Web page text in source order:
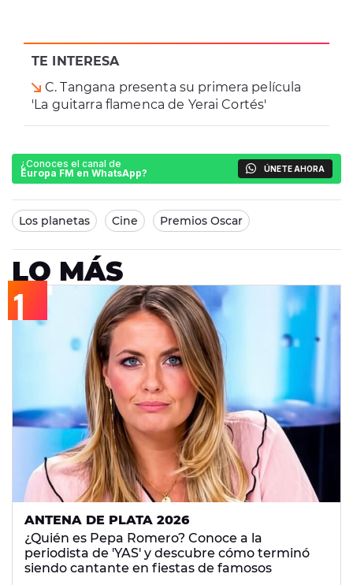
TE INTERESA
C. Tangana presenta su primera película
'La guitarra flamenca de Yerai Cortés'
¿Conoces el canal de
Europa FM en WhatsApp?
ÚNETE AHORA
Los planetas Cine Premios Oscar
LO MÁS
ANTENA DE PLATA 2026
¿Quién es Pepa Romero? Conoce a la
periodista de 'YAS' y descubre cómo terminó
siendo cantante en fiestas de famosos